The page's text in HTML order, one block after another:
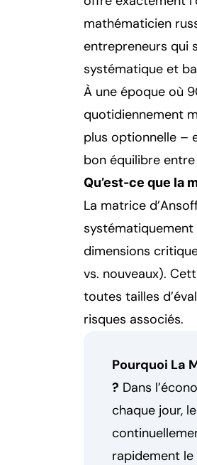
mathématicien
entrepreneurs qui
systématique et
À une époque où
quotidiennement
plus optionnelle –
bon équilibre
Qu’est-ce que la
La matrice
dimensions
vs. nouveaux).
toutes tailles
risques associés.
Pourquoi La
? Dans
chaque jour,
rapidement